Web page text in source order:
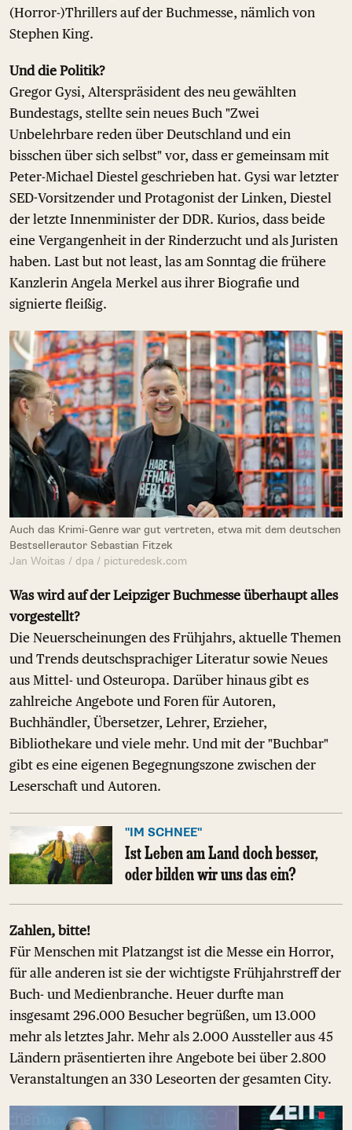
(Horror-)Thrillers auf der Buchmesse, nämlich von
Stephen King.
Und die Politik?
Gregor Gysi, Alterspräsident des neu gewählten
Bundestags, stellte sein neues Buch "Zwei
Unbelehrbare reden über Deutschland und ein
bisschen über sich selbst" vor, dass er gemeinsam mit
Peter-Michael Diestel geschrieben hat. Gysi war letzter
SED-Vorsitzender und Protagonist der Linken, Diestel
der letzte Innenminister der DDR. Kurios, dass beide
eine Vergangenheit in der Rinderzucht und als Juristen
haben. Last but not least, las am Sonntag die frühere
Kanzlerin Angela Merkel aus ihrer Biografie und
signierte fleißig.
Auch das Krimi-Genre war gut vertreten, etwa mit dem deutschen
Bestsellerautor Sebastian Fitzek
Jan Woitas / dpa / picturedesk.com
Was wird auf der Leipziger Buchmesse überhaupt alles
vorgestellt?
Die Neuerscheinungen des Frühjahrs, aktuelle Themen
und Trends deutschsprachiger Literatur sowie Neues
aus Mittel- und Osteuropa. Darüber hinaus gibt es
zahlreiche Angebote und Foren für Autoren,
Buchhändler, Übersetzer, Lehrer, Erzieher,
Bibliothekare und viele mehr. Und mit der "Buchbar"
gibt es eine eigenen Begegnungszone zwischen der
Leserschaft und Autoren.
"IM SCHNEE"
Ist Leben am Land doch besser,
oder bilden wir uns das ein?
Zahlen, bitte!
Für Menschen mit Platzangst ist die Messe ein Horror,
für alle anderen ist sie der wichtigste Frühjahrstreff der
Buch- und Medienbranche. Heuer durfte man
insgesamt 296.000 Besucher begrüßen, um 13.000
mehr als letztes Jahr. Mehr als 2.000 Aussteller aus 45
Ländern präsentierten ihre Angebote bei über 2.800
Veranstaltungen an 330 Leseorten der gesamten City.